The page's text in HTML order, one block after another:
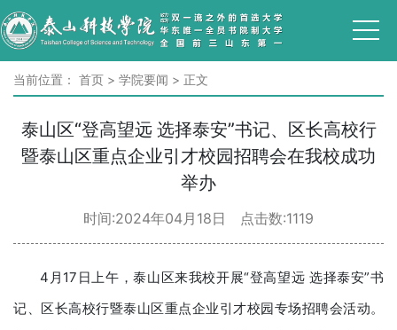
当前位置： 首页 > 学院要闻 > 正文
泰山区“登高望远 选择泰安”书记、区长高校行
暨泰山区重点企业引才校园招聘会在我校成功
举办
时间:2024年04月18日 点击数:1119
4月17日上午，泰山区来我校开展“登高望远 选择泰安”书
记、区长高校行暨泰山区重点企业引才校园专场招聘会活动。